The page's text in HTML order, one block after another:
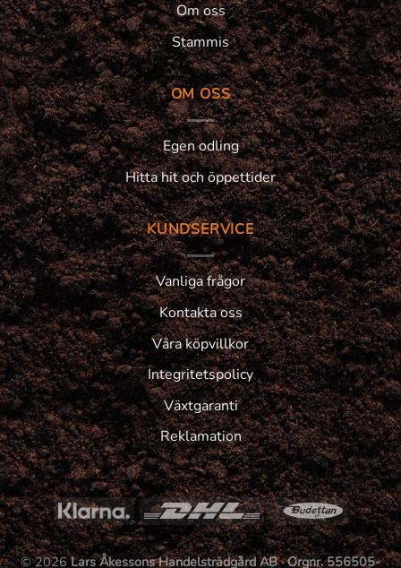
Om oss
Stammis
OM OSS
Egen odling
Hitta hit och öppettider
KUNDSERVICE
Vanliga frågor
Kontakta oss
Våra köpvillkor
Integritetspolicy
Växtgaranti
Reklamation
© 2026Lars Åkessons Handelsträdgård AB · Orgnr. 556505-